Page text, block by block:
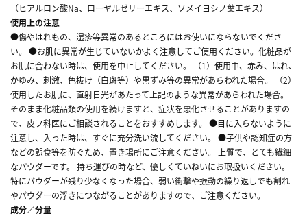
（ヒアルロン酸Na、ローヤルゼリーエキス、ソメイヨシノ葉エキス）
使用上の注意
●傷やはれもの、湿疹等異常のあるところにはお使いにならないでくださ
い。 ●お肌に異常が生じていないかよく注意してご使用ください。化粧品が
お肌に合わない時は、使用を中止してください。 （1）使用中、赤み、はれ、
かゆみ、刺激、色抜け（白斑等）や黒ずみ等の異常があらわれた場合。 （2）
使用したお肌に、直射日光があたって上記のような異常があらわれた場合。
そのまま化粧品類の使用を続けますと、症状を悪化させることがありますの
で、皮フ科医にご相談されることをおすすめします。 ●目に入らないように
注意し、入った時は、すぐに充分洗い流してください。 ●子供や認知症の方
などの誤食等を防ぐため、置き場所にご注意ください。 上質で、とても繊細
なパウダーです。 持ち運びの時など、優しくていねいにお取扱いください。
特にパウダーが残り少なくなった場合、弱い衝撃や振動の繰り返しでも割れ
やパウダーの浮きにつながることがありますので、ご注意ください。
成分／分量